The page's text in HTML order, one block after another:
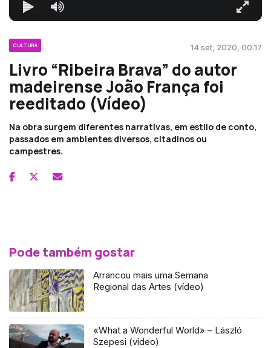
CULTURA 14 set, 2020, 00:17
Livro “Ribeira Brava” do autor
madeirense João França foi
reeditado (Vídeo)
Na obra surgem diferentes narrativas, em estilo de conto,
passados em ambientes diversos, citadinos ou
campestres.
Pode também gostar
Arrancou mais uma Semana
Regional das Artes (vídeo)
«What a Wonderful World» – László
Szepesi (vídeo)